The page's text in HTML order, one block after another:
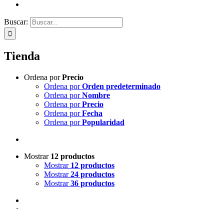
Buscar:
Tienda
Ordena porPrecio
Ordena porOrden predeterminado
Ordena porNombre
Ordena porPrecio
Ordena porFecha
Ordena porPopularidad
Mostrar 12 productos
Mostrar 12 productos
Mostrar24 productos
Mostrar36 productos